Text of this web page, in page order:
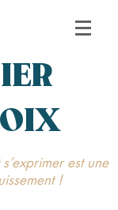
est une
!